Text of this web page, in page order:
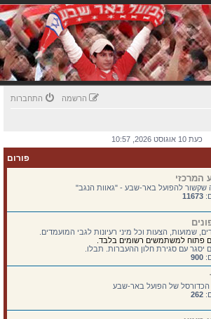
התחברות הרשמה
כעת 10 אוגוסט 2026, 10:57
פורום
המרכזי
שקשור להפועל באר-שבע - "גאוות הנגב"
11673
שמועות, הצעות וכל מיני רעיונות לגבי המועמדים.
פתוח למשתמשים רשומים בלבד.
יסגר עם סגירת חלון ההעברות. תבלו.
900
הכדורסל של הפועל באר-שבע
262